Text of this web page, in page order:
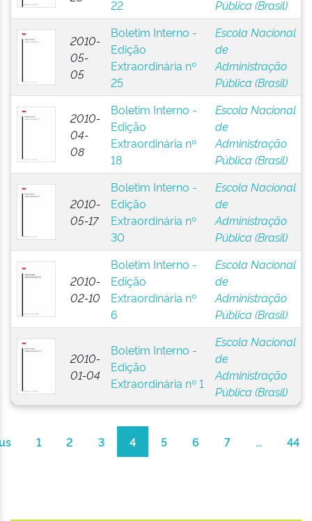
22
Pública (Brasil)
2010-
05-
05
Boletim Interno -
Edição
Extraordinária nº
25
Escola Nacional
de
Administração
Pública (Brasil)
2010-
04-
08
Boletim Interno -
Edição
Extraordinária nº
18
Escola Nacional
de
Administração
Pública (Brasil)
2010-
05-17
Boletim Interno -
Edição
Extraordinária nº
30
Escola Nacional
de
Administração
Pública (Brasil)
2010-
02-10
Boletim Interno -
Edição
Extraordinária nº
6
Escola Nacional
de
Administração
Pública (Brasil)
2010-
01-04
Boletim Interno -
Edição
Extraordinária nº 1
Escola Nacional
de
Administração
Pública (Brasil)
1 2 3 4 5 6 7 ... 44